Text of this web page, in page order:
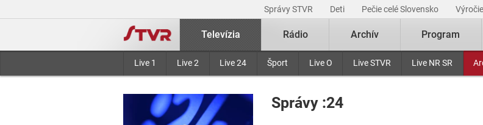
Správy STVR Deti Pečie celé Slovensko Výročie
Televízia
Live 1 Live 2 Live 24 Šport Live O Live STVR Live NR SR
Rádio Archív Program
Správy :24